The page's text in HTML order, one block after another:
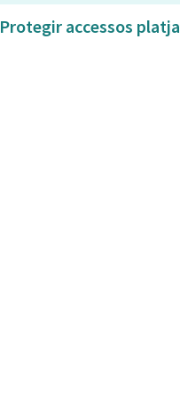
Protegir accessos platja